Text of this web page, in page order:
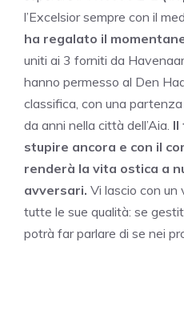
l’Excelsior sempre con il
ha regalato il
uniti ai 3 forniti da
hanno permesso al Den
classifica, con una
da anni nella città dell’Aia. Il
stupire ancora e con il
renderà la vita ostica a
avversari. Vi lascio con
tutte le sue qualità: se
potrà far parlare di se nei